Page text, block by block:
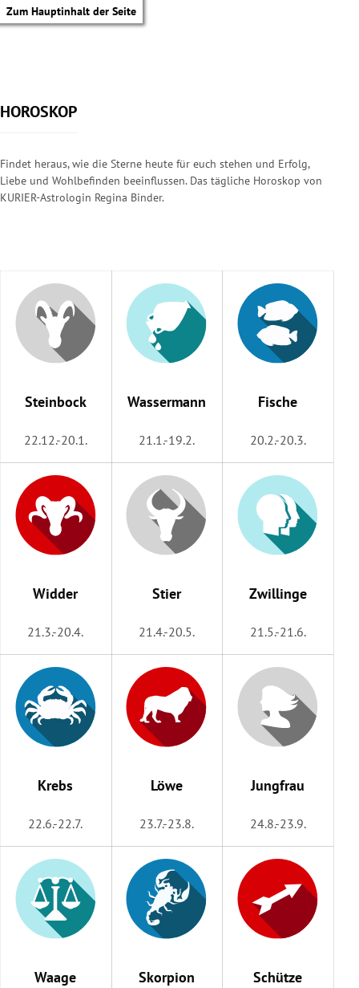
Zum Hauptinhalt der Seite
Untermenü
Untermenü
Untermenü
Untermenü
HOROSKOP
Findet heraus, wie die Sterne heute für euch stehen und Erfolg,
Liebe und Wohlbefinden beeinflussen. Das tägliche Horoskop von
KURIER-Astrologin Regina Binder.
Steinbock
22.12.-20.1.
Wassermann
21.1.-19.2.
Fische
20.2.-20.3.
Widder
21.3.-20.4.
Stier
21.4.-20.5.
Zwillinge
21.5.-21.6.
Krebs
22.6.-22.7.
Löwe
23.7.-23.8.
Jungfrau
24.8.-23.9.
Waage Skorpion Schütze